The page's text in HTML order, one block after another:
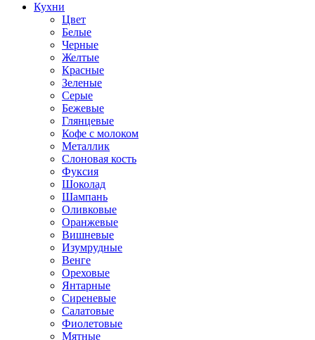
Кухни
Цвет
Белые
Черные
Желтые
Красные
Зеленые
Серые
Бежевые
Глянцевые
Кофе с молоком
Металлик
Слоновая кость
Фуксия
Шоколад
Шампань
Оливковые
Оранжевые
Вишневые
Изумрудные
Венге
Ореховые
Янтарные
Сиреневые
Салатовые
Фиолетовые
Мятные